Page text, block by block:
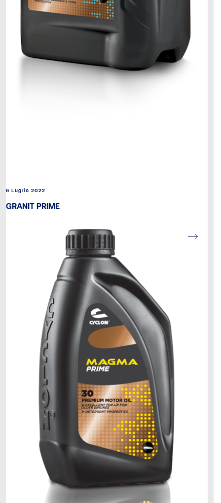
6 Luglio 2022
GRANIT PRIME